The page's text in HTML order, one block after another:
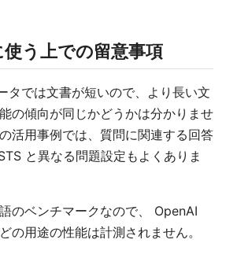
う上での留意事項
タでは文書が短いので、より長い文
の傾向が同じかどうかは分かりませ
活用事例では、質問に関連する回答
と異なる問題設定もよくありま
のベンチマークなので、 OpenAI
の用途の性能は計測されません。